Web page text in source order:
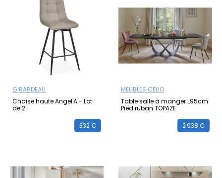
GIRARDEAU
Chaise haute Angel'A - Lot
de 2
332 €
MEUBLES CELIO
Table salle à manger L95cm
Pied ruban TOPAZE
2 938 €